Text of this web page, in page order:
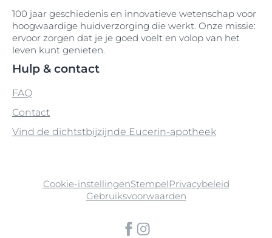
100 jaar geschiedenis en innovatieve wetenschap voor
hoogwaardige huidverzorging die werkt. Onze missie:
ervoor zorgen dat je je goed voelt en volop van het
leven kunt genieten.
Hulp & contact
FAQ
Contact
Vind de dichtstbijzijnde Eucerin-apotheek
Cookie-instellingenStempelPrivacybeleid
Gebruiksvoorwaarden